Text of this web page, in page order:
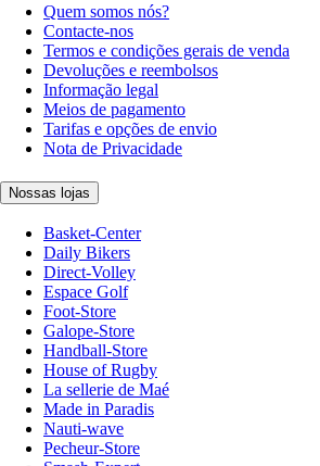
Quem somos nós?
Contacte-nos
Termos e condições gerais de venda
Devoluções e reembolsos
Informação legal
Meios de pagamento
Tarifas e opções de envio
Nota de Privacidade
Nossas lojas
Basket-Center
Daily Bikers
Direct-Volley
Espace Golf
Foot-Store
Galope-Store
Handball-Store
House of Rugby
La sellerie de Maé
Made in Paradis
Nauti-wave
Pecheur-Store